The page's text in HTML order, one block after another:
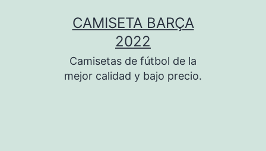
CAMISETA BARÇA
2022
Camisetas de fútbol de la
mejor calidad y bajo precio.